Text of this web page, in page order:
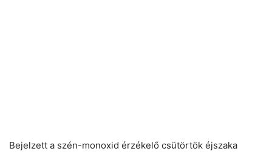
Bejelzett a szén-monoxid érzékelő csütörtök éjszaka